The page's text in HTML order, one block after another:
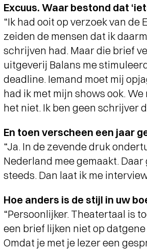
NIEUWE
EN
- Start kaartverkoop
en 28 mei
Excuus. Waar bestond dat
“Ik had ooit op verzoek van de
zeiden de mensen dat ik
schrijven had. Maar die brief
uitgeverij Balans me
deadline. Iemand moet mij
had ik met mijn shows ook.
het niet. Ik ben geen schrijver
En toen verscheen een jaar
“Ja. In de zevende druk
Nederland mee gemaakt.
steeds. Dan laat ik me
Hoe anders is de stijl in uw
“Persoonlijker. Theatertaal is
een brief lijken niet op
Omdat je met je lezer een